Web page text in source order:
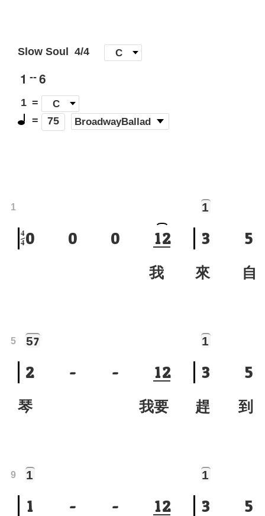
Slow Soul 4/4 C ]
1 -- 6
1 =
C
=
75 (BroadwayBallad)
0 0 0 12
4
4
1
我
1
3 5
來
57
2 - - 12
5
琴 我要
1
3 5
趕
1
1 - - 12
9 1
3 5